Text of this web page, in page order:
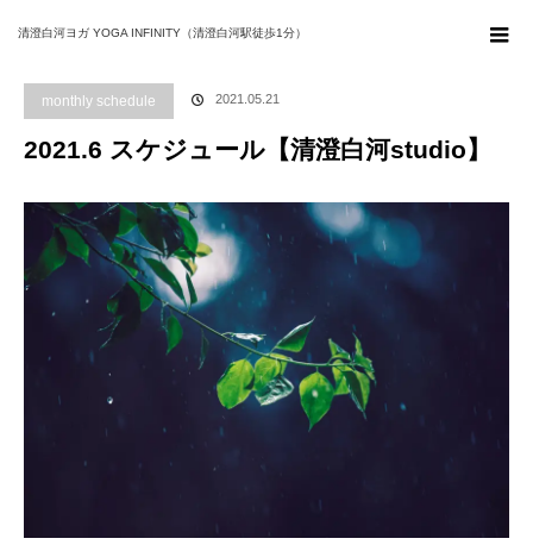
清澄白河ヨガ YOGA INFINITY（清澄白河駅徒歩1分）
ブログ
monthly schedule 2021.6 スケジュール【清澄白河studio】
monthly schedule 2021.05.21
2021.6 スケジュール【清澄白河studio】